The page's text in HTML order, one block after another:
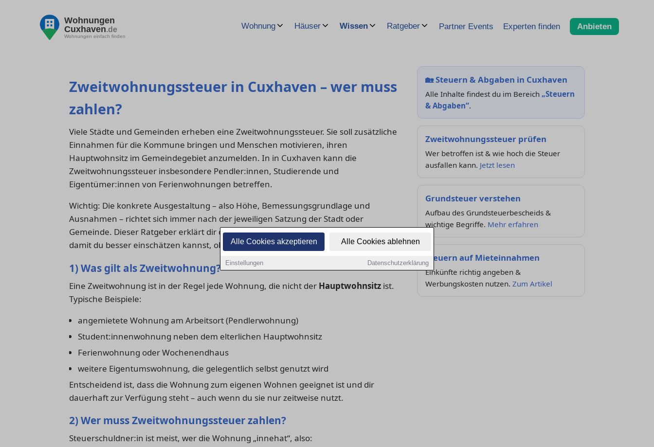
Alle Cookies akzeptieren Alle Cookies ablehnen
Einstellungen Datenschutzerklärung
Wohnungen
Cuxhaven.de
Wohnungen einfach finden
Wohnung Häuser Wissen Ratgeber Partner Events Experten finden Anbieten
Zweitwohnungssteuer in Cuxhaven – wer muss
zahlen?
Viele Städte und Gemeinden erheben eine Zweitwohnungssteuer. Sie soll zusätzliche
Einnahmen für die Kommune bringen und Menschen motivieren, ihren
Hauptwohnsitz im Gemeindegebiet anzumelden. In in Cuxhaven kann die
Zweitwohnungssteuer insbesondere Pendler:innen, Studierende und
Eigentümer:innen von Ferienwohnungen betreffen.
Wichtig: Die konkrete Ausgestaltung – also Höhe, Bemessungsgrundlage und
Ausnahmen – richtet sich immer nach der jeweiligen Satzung der Stadt oder
Gemeinde. Dieser Ratgeber erklärt dir die Grundprinzipien und typische Regelungen,
damit du besser einschätzen kannst, ob du betroffen bist.
1) Was gilt als Zweitwohnung?
Eine Zweitwohnung ist in der Regel jede Wohnung, die nicht der Hauptwohnsitz ist.
Typische Beispiele:
angemietete Wohnung am Arbeitsort (Pendlerwohnung)
Student:innenwohnung neben dem elterlichen Hauptwohnsitz
Ferienwohnung oder Wochenendhaus
weitere Eigentumswohnung, die gelegentlich selbst genutzt wird
Entscheidend ist, dass die Wohnung zum eigenen Wohnen geeignet ist und dir
dauerhaft zur Verfügung steht – auch wenn du sie nur zeitweise nutzt.
2) Wer muss Zweitwohnungssteuer zahlen?
Steuerschuldner:in ist meist, wer die Wohnung „innehat“, also:
🏡Steuern & Abgaben in Cuxhaven
Alle Inhalte findest du im Bereich „Steuern
& Abgaben“.
Zweitwohnungssteuer prüfen
Wer betroffen ist & wie hoch die Steuer
ausfallen kann. Jetzt lesen
Grundsteuer verstehen
Aufbau des Grundsteuerbescheids &
wichtige Begriffe. Mehr erfahren
Steuern auf Mieteinnahmen
Einkünfte richtig angeben &
Werbungskosten nutzen. Zum Artikel